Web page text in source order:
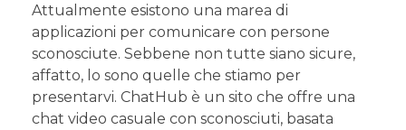
Attualmente esistono una marea di
applicazioni per comunicare con persone
sconosciute. Sebbene non tutte siano sicure,
affatto, lo sono quelle che stiamo per
presentarvi. ChatHub è un sito che offre una
chat video casuale con sconosciuti, basata